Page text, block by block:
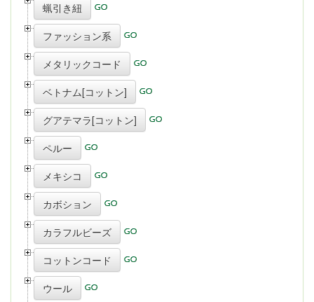
蝋引き紐
ファッション系
メタリックコード
ベトナム[コットン]
グアテマラ[コットン]
ペルー
メキシコ
カボション
カラフルビーズ
コットンコード
ウール